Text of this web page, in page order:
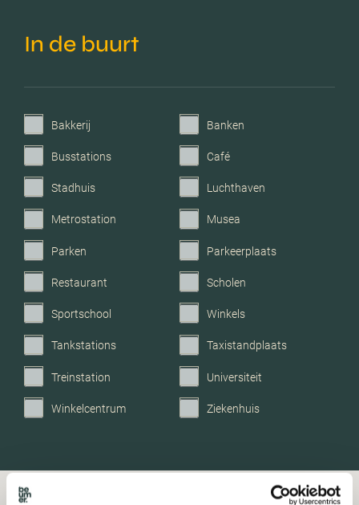
zonnepanelen, natuurlijke
Parkeerfaciliteiten Openbaar parkeren
Garage
In de buurt
Bakkerij Banken
Busstations Café
Stadhuis Luchthaven
Metrostation Musea
Parken Parkeerplaats
Restaurant Scholen
Sportschool Winkels
Tankstations Taxistandplaats
Treinstation Universiteit
Winkelcentrum Ziekenhuis